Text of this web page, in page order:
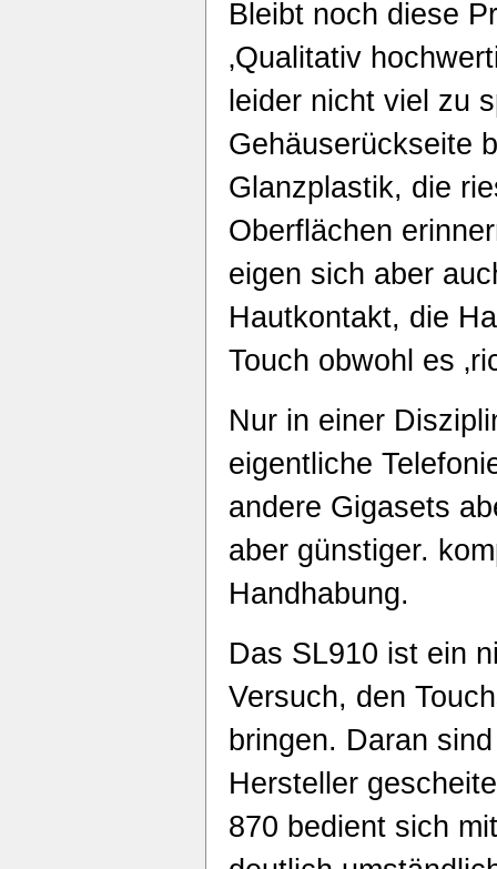
Bleibt noch diese
‚Qualitativ
leider nicht viel zu
Gehäuserückseite
Glanzplastik, die
Oberflächen
eigen sich aber
Hautkontakt, die
Touch obwohl es
Nur in einer
eigentliche
andere Gigasets
aber günstiger.
Handhabung.
Das SL910 ist ein
Versuch, den
bringen. Daran
Hersteller
870 bedient sich